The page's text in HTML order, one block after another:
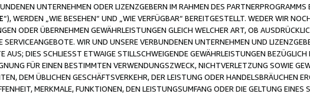
UNTERNEHMEN ODER LIZENZGEBERN IM RAHMEN DES PARTNERPROGRAMMS
“), WERDEN „WIE BESEHEN“ UND „WIE VERFÜGBAR“ BEREITGESTELLT. WEDER WIR
ODER ÜBERNEHMEN GEWÄHRLEISTUNGEN GLEICH WELCHER ART, OB
WIR UND UNSERE VERBUNDENEN UNTERNEHMEN UND
AUS; DIES SCHLIESST ETWAIGE STILLSCHWEIGENDE GEWÄHRLEISTUNGEN
FÜR EINEN BESTIMMTEN VERWENDUNGSZWECK, NICHTVERLETZUNG SOWIE
DEM ÜBLICHEN GESCHÄFTSVERKEHR, DER LEISTUNG ODER HANDELSBRÄUCHEN
MERKMALE, FUNKTIONEN, DEN LEISTUNGSUMFANG ODER DIE GELTUNG EINES